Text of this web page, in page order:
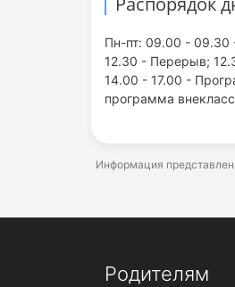
Пн-пт: 09.00 - 09.30
12.30 - Перерыв;
14.00 - 17.00 -
программа
Информация
Родителям